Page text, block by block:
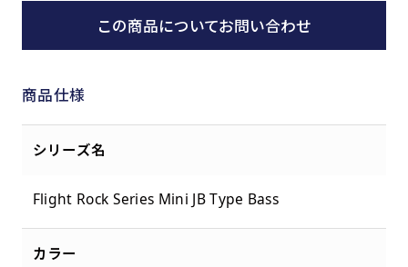
この商品についてお問い合わせ
商品仕様
シリーズ名
Flight Rock Series Mini JB Type Bass
カラー